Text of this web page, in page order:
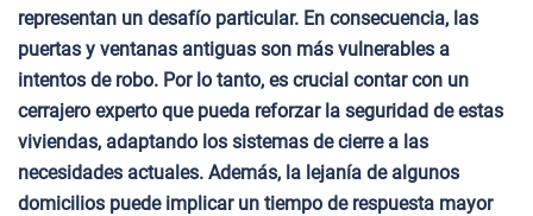
representan un desafío particular. En consecuencia, las
puertas y ventanas antiguas son más vulnerables a
intentos de robo. Por lo tanto, es crucial contar con un
cerrajero experto que pueda reforzar la seguridad de estas
viviendas, adaptando los sistemas de cierre a las
necesidades actuales. Además, la lejanía de algunos
domicilios puede implicar un tiempo de respuesta mayor